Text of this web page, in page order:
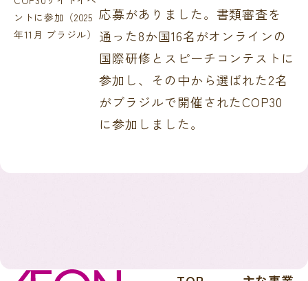
ントに参加（2025
年11月 ブラジル）
応募がありました。書類審査を
通った8か国16名がオンラインの
国際研修とスピーチコンテストに
参加し、その中から選ばれた2名
がブラジルで開催されたCOP30
に参加しました。